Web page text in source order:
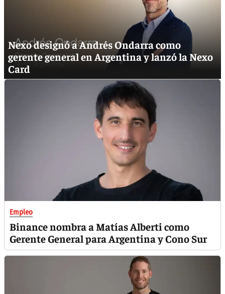
Nexo designó a Andrés Ondarra como
gerente general en Argentina y lanzó la Nexo
Card
Empleo
Binance nombra a Matías Alberti como
Gerente General para Argentina y Cono Sur